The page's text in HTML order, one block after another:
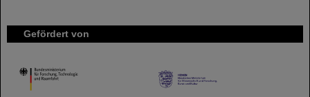
Gefördert von
HMWK